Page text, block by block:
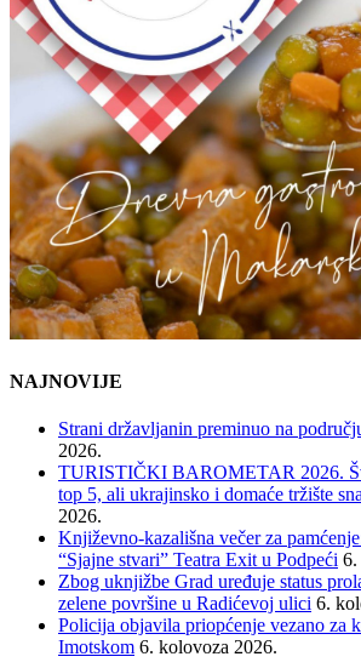
NAJNOVIJE
Strani državljanin preminuo na
2026.
TURISTIČKI BAROMETAR 2026.
top 5, ali ukrajinsko i domaće tržište
2026.
Književno-kazališna večer za
“Sjajne stvari” Teatra Exit u Podpeći 6.
Zbog uknjižbe Grad uređuje status
zelene površine u Radićevoj ulici 6.
Policija objavila priopćenje vezano za
Imotskom 6. kolovoza 2026.